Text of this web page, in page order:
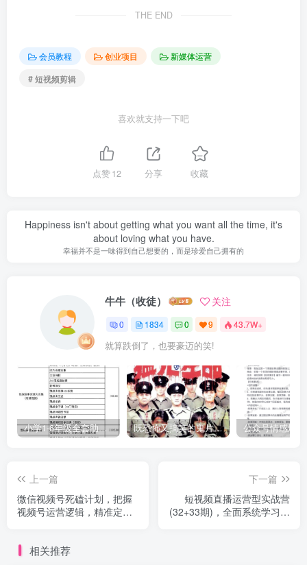
THE END
会员教程 创业项目
新媒体运营
# 短视频剪辑
喜欢就支持一下吧
点赞12 分享 收藏
Happiness isn't about getting what you want all the time, it's
about loving what you have.
幸福并不是一味得到自己想要的，而是珍爱自己拥有的
牛牛（收徒） 关注
0 1834 0 9 43.7W+
就算跌倒了，也要豪迈的笑!
小学1-6年级全套助学资源包（9000GB）(超值的精品资源-会员也需单独购买哦) 既恐怖又搞笑的鬼片（10部猛鬼恐怖片都是喜剧片）
上一篇
微信视频号死磕计划，把握
视频号运营逻辑，精准定位
下一篇
短视频直播运营型实战营
(32+33期)，全面系统学习，
相关推荐